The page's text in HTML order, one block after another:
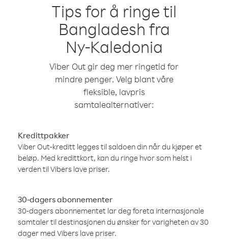
Tips for å ringe til
Bangladesh fra
Ny-Kaledonia
Viber Out gir deg mer ringetid for
mindre penger. Velg blant våre
fleksible, lavpris
samtalealternativer:
Kredittpakker
Viber Out-kreditt legges til saldoen din når du kjøper et
beløp. Med kredittkort, kan du ringe hvor som helst i
verden til Vibers lave priser.
30-dagers abonnementer
30-dagers abonnementet lar deg foreta internasjonale
samtaler til destinasjonen du ønsker for varigheten av 30
dager med Vibers lave priser.